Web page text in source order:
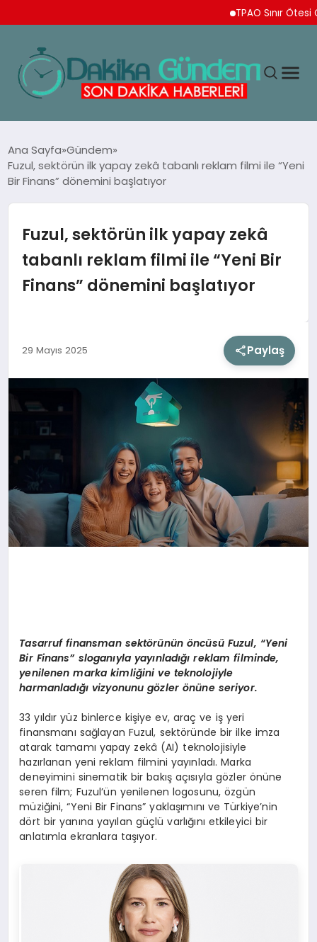
TPAO Sınır Ötesi
TEKNOLOJI
SPOR
YAŞAM
SIYASET
DÜNYA
Ana Sayfa Gündem
Fuzul, sektörün ilk yapay zekâ tabanlı reklam filmi ile “Yeni
Bir Finans” dönemini başlatıyor
Fuzul, sektörün ilk yapay zekâ
tabanlı reklam filmi ile “Yeni Bir
Finans” dönemini başlatıyor
29 Mayıs 2025 Paylaş
Tasarruf finansman sektörünün öncüsü Fuzul, “Yeni
Bir Finans” sloganıyla yayınladığı reklam filminde,
yenilenen marka kimliğini ve teknolojiyle
harmanladığı vizyonunu gözler önüne seriyor.
33 yıldır yüz binlerce kişiye ev, araç ve iş yeri
finansmanı sağlayan Fuzul, sektöründe bir ilke imza
atarak tamamı yapay zekâ (AI) teknolojisiyle
hazırlanan yeni reklam filmini yayınladı. Marka
deneyimini sinematik bir bakış açısıyla gözler önüne
seren film; Fuzul’ün yenilenen logosunu, özgün
müziğini, “Yeni Bir Finans” yaklaşımını ve Türkiye’nin
dört bir yanına yayılan güçlü varlığını etkileyici bir
anlatımla ekranlara taşıyor.